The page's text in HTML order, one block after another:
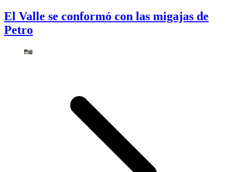
El Valle se conformó con las migajas de
Petro